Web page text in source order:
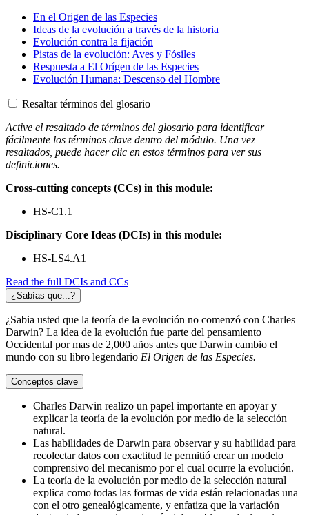
En el Origen de las Especies
Ideas de la evolución a través de la historia
Evolución contra la fijación
Pistas de la evolución: Aves y Fósiles
Respuesta a El Orígen de las Especies
Evolución Humana: Descenso del Hombre
Resaltar términos del glosario
Active el resaltado de términos del glosario para identificar
fácilmente los términos clave dentro del módulo. Una vez
resaltados, puede hacer clic en estos términos para ver sus
definiciones.
Cross-cutting concepts (CCs) in this module:
HS-C1.1
Disciplinary Core Ideas (DCIs) in this module:
HS-LS4.A1
Read the full DCIs and CCs
¿Sabías que...?
¿Sabia usted que la teoría de la evolución no comenzó con Charles
Darwin? La idea de la evolución fue parte del pensamiento
Occidental por mas de 2,000 años antes que Darwin cambio el
mundo con su libro legendario El Origen de las Especies.
Conceptos clave
Charles Darwin realizo un papel importante en apoyar y
explicar la teoría de la evolución por medio de la selección
natural.
Las habilidades de Darwin para observar y su habilidad para
recolectar datos con exactitud le permitió crear un modelo
comprensivo del mecanismo por el cual ocurre la evolución.
La teoría de la evolución por medio de la selección natural
explica como todas las formas de vida están relacionadas una
con el otro genealógicamente, y enfatiza que la variación